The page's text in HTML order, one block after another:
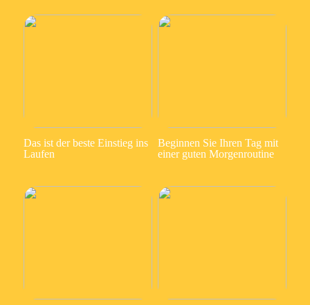
Das ist der beste Einstieg ins
Laufen
Beginnen Sie Ihren Tag mit
einer guten Morgenroutine